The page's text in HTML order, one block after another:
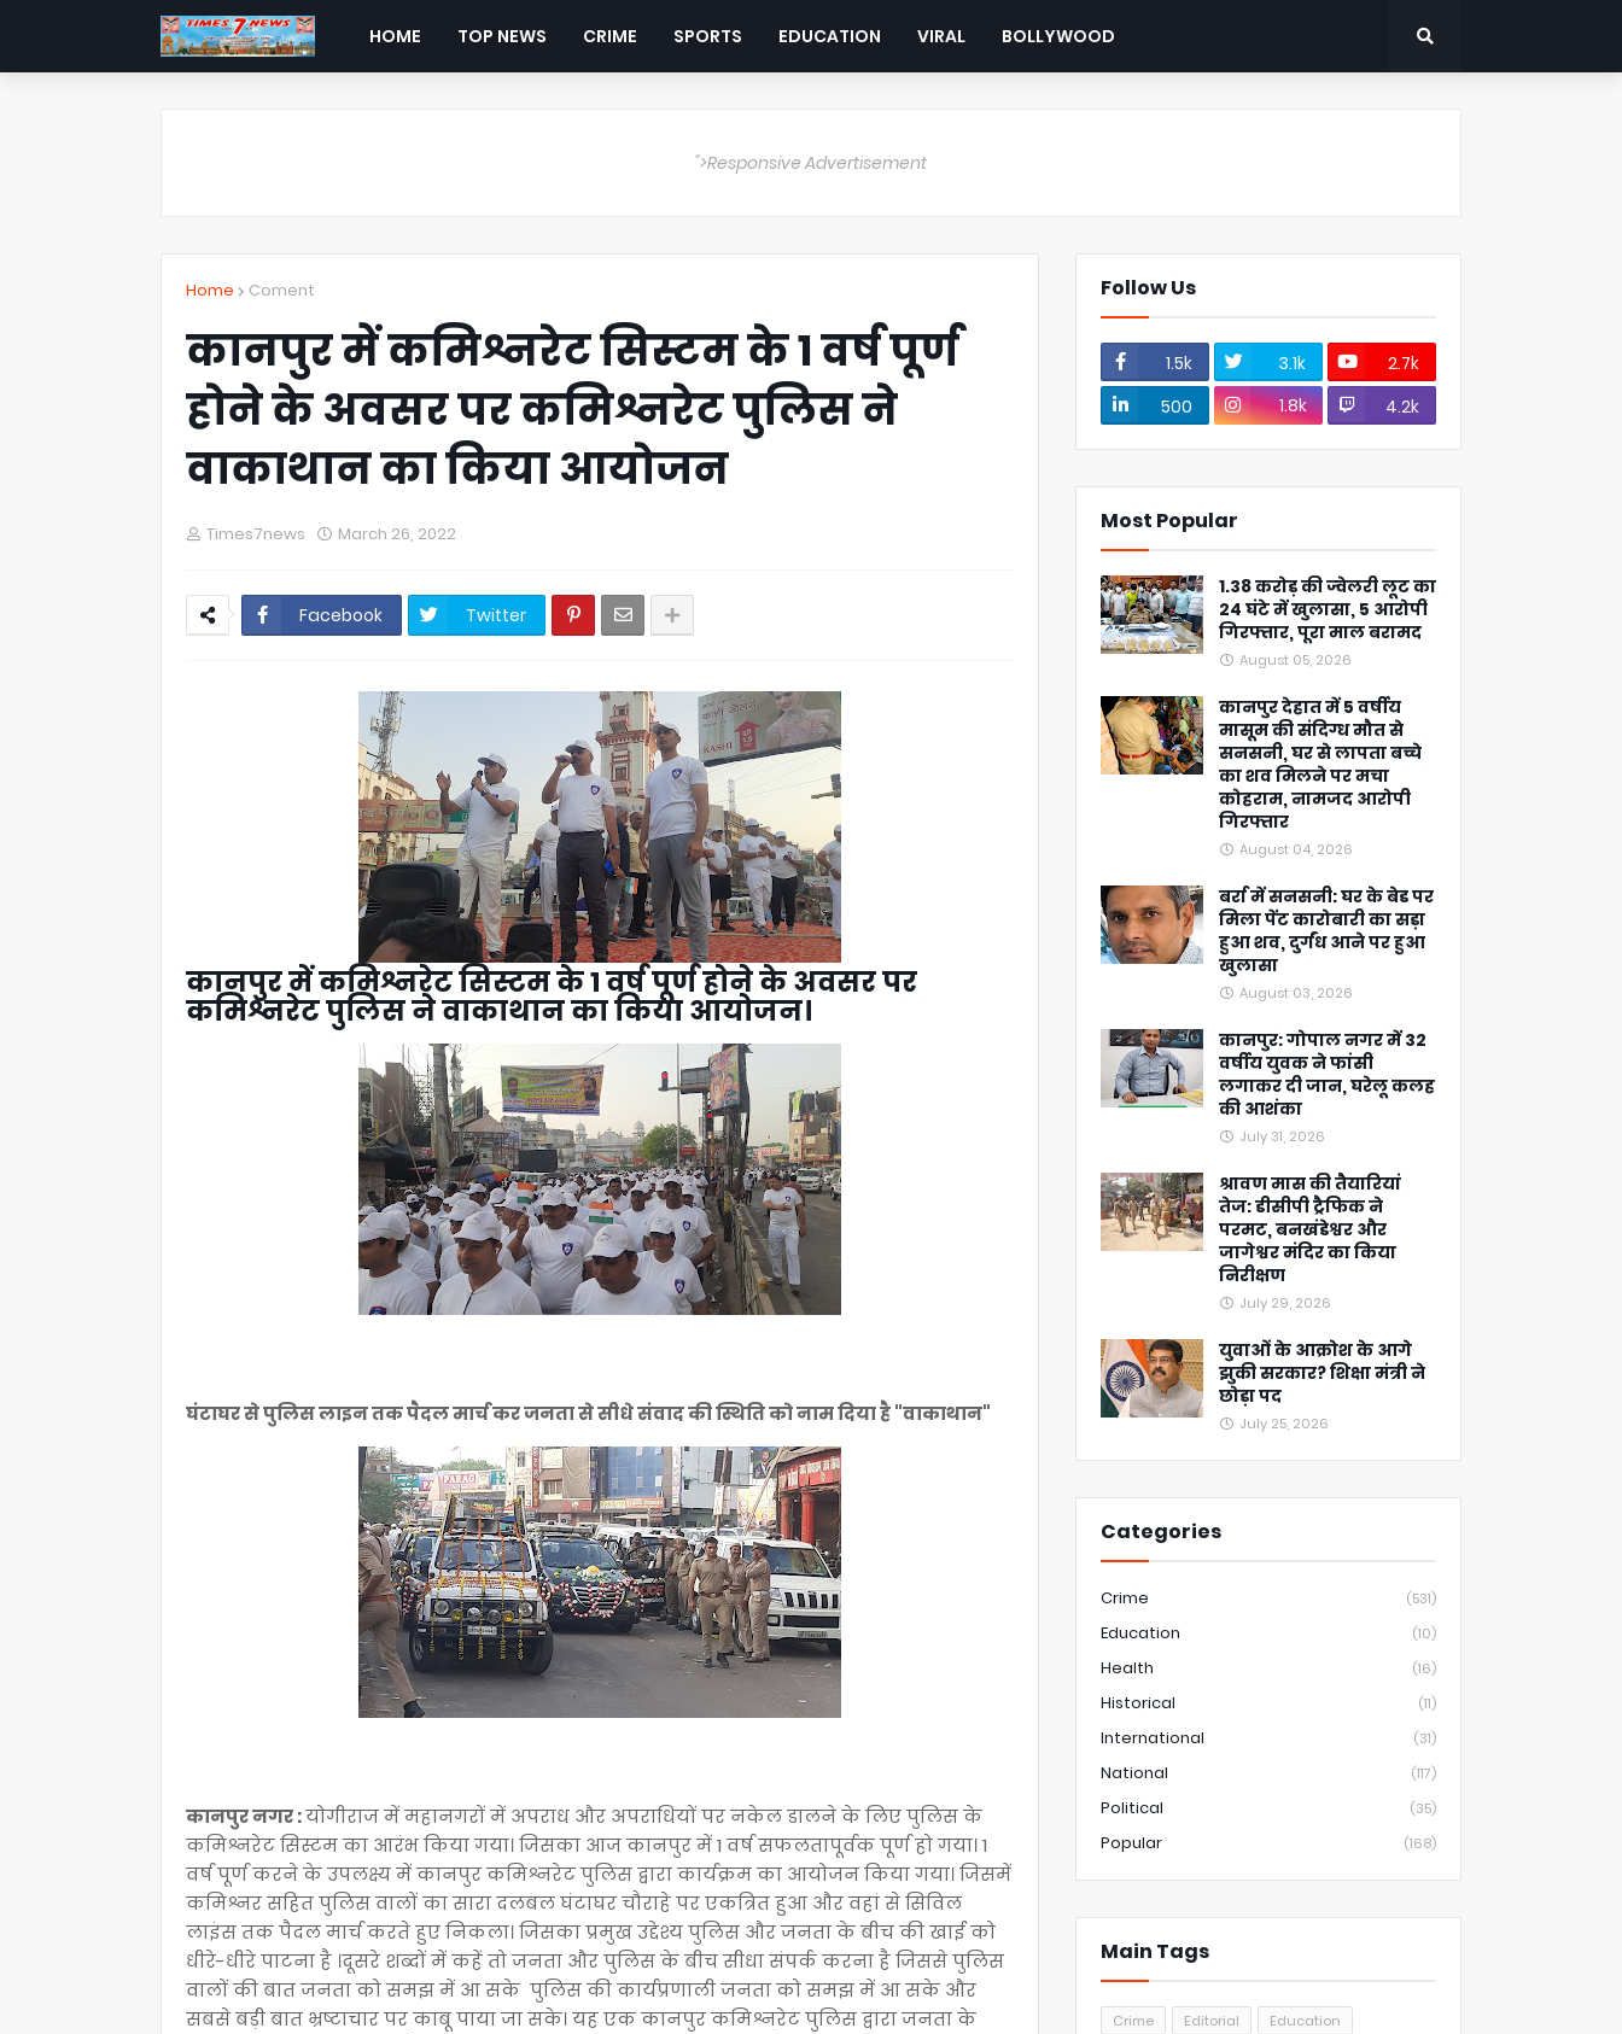
HOME TOP NEWS CRIME SPORTS EDUCATION VIRAL BOLLYWOOD
">Responsive Advertisement
Home Coment
कानपुर में कमिश्नरेट सिस्टम के 1 वर्ष पूर्ण
होने के अवसर पर कमिश्नरेट पुलिस ने
वाकाथान का किया आयोजन
Times7news March 26, 2022
Facebook Twitter
कानपुर में कमिश्नरेट सिस्टम के 1 वर्ष पूर्ण होने के अवसर पर
कमिश्नरेट पुलिस ने वाकाथान का किया आयोजन।
घंटाघर से पुलिस लाइन तक पैदल मार्च कर जनता से सीधे संवाद की स्थिति को नाम दिया है "वाकाथान"
कानपुर नगर :योगीराज में महानगरों में अपराध और अपराधियों पर नकेल डालने के लिए पुलिस के
कमिश्नरेट सिस्टम का आरंभ किया गया। जिसका आज कानपुर में 1 वर्ष सफलतापूर्वक पूर्ण हो गया। 1
वर्ष पूर्ण करने के उपलक्ष्य में कानपुर कमिश्नरेट पुलिस द्वारा कार्यक्रम का आयोजन किया गया। जिसमें
कमिश्नर सहित पुलिस वालों का सारा दलबल घंटाघर चौराहे पर एकत्रित हुआ और वहां से सिविल
लाइंस तक पैदल मार्च करते हुए निकला। जिसका प्रमुख उद्देश्य पुलिस और जनता के बीच की खाई को
धीरे-धीरे पाटना है ।दूसरे शब्दों में कहें तो जनता और पुलिस के बीच सीधा संपर्क करना है जिससे पुलिस
वालों की बात जनता को समझ में आ सके पुलिस की कार्यप्रणाली जनता को समझ में आ सके और
सबसे बड़ी बात भ्रष्टाचार पर काबू पाया जा सके। यह एक कानपुर कमिश्नरेट पुलिस द्वारा जनता के
Follow Us
1.5k 3.1k
2.7k
500
1.8k 4.2k
Most Popular
1.38 करोड़ की ज्वेलरी लूट का
24 घंटे में खुलासा, 5 आरोपी
गिरफ्तार, पूरा माल बरामद
August 05, 2026
कानपुर देहात में 5 वर्षीय
मासूम की संदिग्ध मौत से
सनसनी, घर से लापता बच्चे
का शव मिलने पर मचा
कोहराम, नामजद आरोपी
गिरफ्तार
August 04, 2026
बर्रा में सनसनी: घर के बेड पर
मिला पेंट कारोबारी का सड़ा
हुआ शव, दुर्गंध आने पर हुआ
खुलासा
August 03, 2026
कानपुर: गोपाल नगर में 32
वर्षीय युवक ने फांसी
लगाकर दी जान, घरेलू कलह
की आशंका
July 31, 2026
श्रावण मास की तैयारियां
तेज: डीसीपी ट्रैफिक ने
परमट, बनखंडेश्वर और
जागेश्वर मंदिर का किया
निरीक्षण
July 29, 2026
युवाओं के आक्रोश के आगे
झुकी सरकार? शिक्षा मंत्री ने
छोड़ा पद
July 25, 2026
Categories
Crime (531)
Education (10)
Health (16)
Historical (11)
International (31)
National (117)
Political (35)
Popular (168)
Main Tags
Crime Editorial
Education